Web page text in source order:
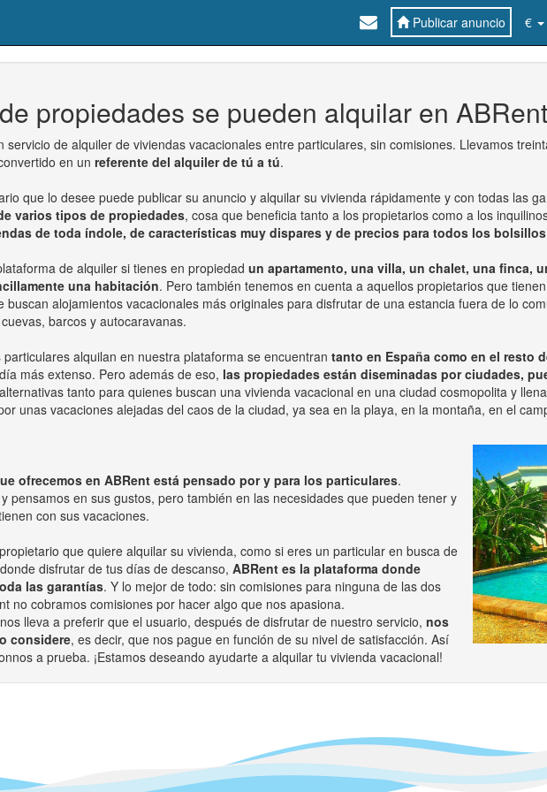
Publicar anuncio €
propiedades se pueden alquilar en
servicio de alquiler de viviendas vacacionales entre particulares, sin comisiones. Llevamos
en un referente del alquiler de tú a tú.
que lo desee puede publicar su anuncio y alquilar su vivienda rápidamente y con todas las
varios tipos de propiedades, cosa que beneficia tanto a los propietarios como a los
de toda índole, de características muy dispares y de precios para todos los bolsillos
de alquiler si tienes en propiedad un apartamento, una villa, un chalet, una finca,
una habitación. Pero también tenemos en cuenta a aquellos propietarios que
buscan alojamientos vacacionales más originales para disfrutar de una estancia fuera de lo
barcos y autocaravanas.
alquilan en nuestra plataforma se encuentran tanto en España como en el resto
más extenso. Pero además de eso, las propiedades están diseminadas por ciudades,
tanto para quienes buscan una vivienda vacacional en una ciudad cosmopolita y
unas vacaciones alejadas del caos de la ciudad, ya sea en la playa, en la montaña, en el
ofrecemos en ABRent está pensado por y para los particulares.
pensamos en sus gustos, pero también en las necesidades que pueden tener y
con sus vacaciones.
que quiere alquilar su vivienda, como si eres un particular en busca de
disfrutar de tus días de descanso, ABRent es la plataforma donde
las garantías. Y lo mejor de todo: sin comisiones para ninguna de las dos
no cobramos comisiones por hacer algo que nos apasiona.
lleva a preferir que el usuario, después de disfrutar de nuestro servicio, nos
considere, es decir, que nos pague en función de su nivel de satisfacción. Así
a prueba. ¡Estamos deseando ayudarte a alquilar tu vivienda vacacional!